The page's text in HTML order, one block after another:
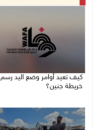
كيف تعيد أوامر وضع اليد رسم
خريطة جنين؟